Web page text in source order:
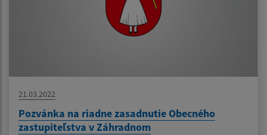
21.03.2022
Pozvánka na riadne zasadnutie Obecného
zastupiteľstva v Záhradnom